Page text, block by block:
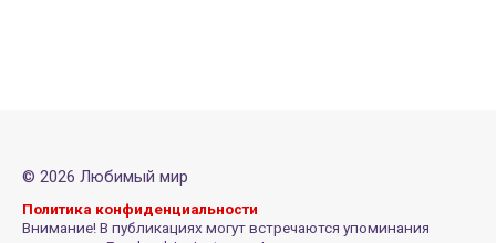
© 2026 Любимый мир
Политика конфиденциальности
Внимание! В публикациях могут встречаются упоминания